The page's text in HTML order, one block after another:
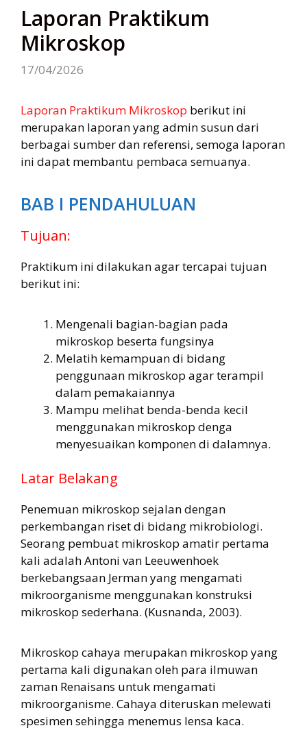
Laporan Praktikum
Mikroskop
17/04/2026
Laporan Praktikum Mikroskop berikut ini
merupakan laporan yang admin susun dari
berbagai sumber dan referensi, semoga laporan
ini dapat membantu pembaca semuanya.
BAB I PENDAHULUAN
Tujuan:
Praktikum ini dilakukan agar tercapai tujuan
berikut ini:
Mengenali bagian-bagian pada
mikroskop beserta fungsinya
Melatih kemampuan di bidang
penggunaan mikroskop agar terampil
dalam pemakaiannya
Mampu melihat benda-benda kecil
menggunakan mikroskop denga
menyesuaikan komponen di dalamnya.
Latar Belakang
Penemuan mikroskop sejalan dengan
perkembangan riset di bidang mikrobiologi.
Seorang pembuat mikroskop amatir pertama
kali adalah Antoni van Leeuwenhoek
berkebangsaan Jerman yang mengamati
mikroorganisme menggunakan konstruksi
mikroskop sederhana. (Kusnanda, 2003).
Mikroskop cahaya merupakan mikroskop yang
pertama kali digunakan oleh para ilmuwan
zaman Renaisans untuk mengamati
mikroorganisme. Cahaya diteruskan melewati
spesimen sehingga menemus lensa kaca.